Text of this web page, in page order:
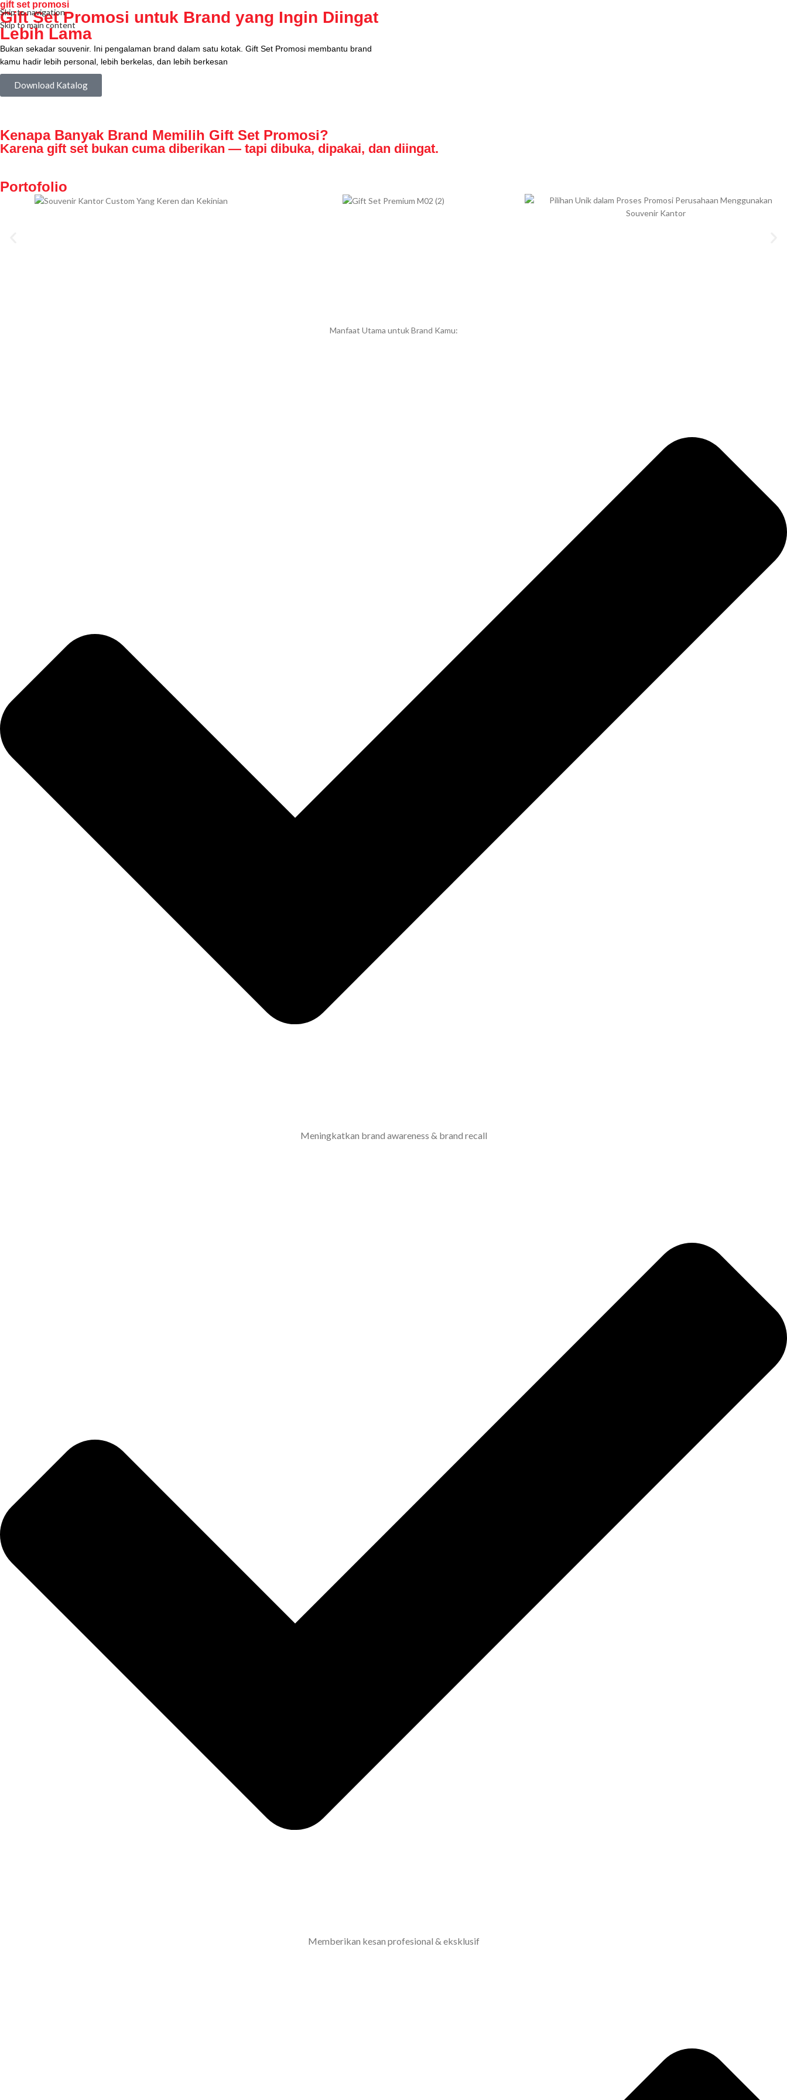
Skip to navigation
Skip to main content
gift set promosi
Gift Set Promosi untuk Brand yang Ingin Diingat
Lebih Lama
Bukan sekadar souvenir. Ini pengalaman brand dalam satu kotak. Gift Set Promosi membantu brand
kamu hadir lebih personal, lebih berkelas, dan lebih berkesan
Download Katalog
Kenapa Banyak Brand Memilih Gift Set Promosi?
Karena gift set bukan cuma diberikan — tapi dibuka, dipakai, dan diingat.
Portofolio
Manfaat Utama untuk Brand Kamu:
Meningkatkan brand awareness & brand recall
Memberikan kesan profesional & eksklusif